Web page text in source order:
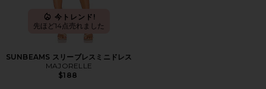
今トレンド!
先ほど14点売れました
SUNBEAMS スリーブレスミニドレス
MAJORELLE
$188